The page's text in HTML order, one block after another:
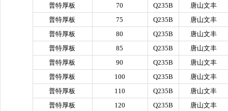
普特厚板
70 Q235B
唐山文丰
普特厚板
75 Q235B
唐山文丰
普特厚板
80 Q235B
唐山文丰
普特厚板
85 Q235B
唐山文丰
普特厚板
90 Q235B
唐山文丰
普特厚板
100 Q235B
唐山文丰
普特厚板
110 Q235B
唐山文丰
普特厚板
120 Q235B
唐山文丰